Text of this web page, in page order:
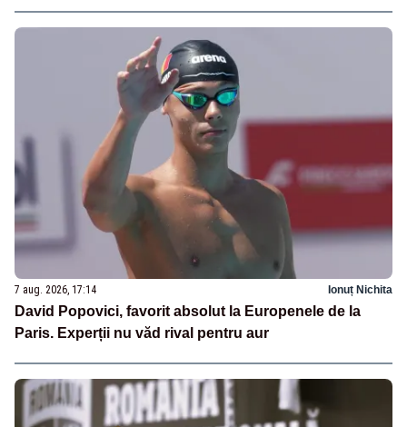
7 aug. 2026, 17:14 Ionuț Nichita
David Popovici, favorit absolut la Europenele de la
Paris. Experții nu văd rival pentru aur